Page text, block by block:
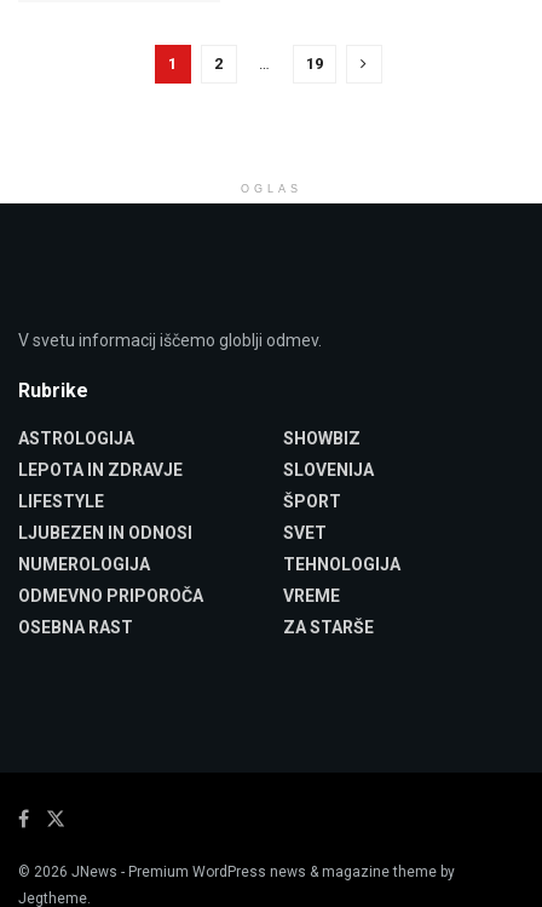
1 2 … 19
OGLAS
V svetu informacij iščemo globlji odmev.
Rubrike
ASTROLOGIJA
LEPOTA IN ZDRAVJE
LIFESTYLE
LJUBEZEN IN ODNOSI
NUMEROLOGIJA
ODMEVNO PRIPOROČA
OSEBNA RAST
SHOWBIZ
SLOVENIJA
ŠPORT
SVET
TEHNOLOGIJA
VREME
ZA STARŠE
© 2026 JNews - Premium WordPress news & magazine theme by
Jegtheme.